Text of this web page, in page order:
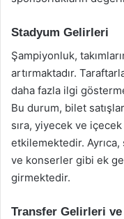
Stadyum Gelirleri
Şampiyonluk,
artırmaktadır.
daha fazla ilgi
Bu durum, bilet
sıra, yiyecek ve içecek
etkilemektedir.
ve konserler gibi ek
girmektedir.
Transfer Gelirleri